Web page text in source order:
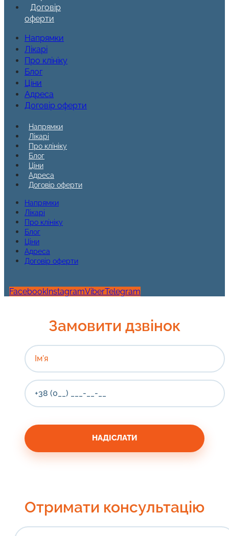
Договір
оферти
Напрямки
Лікарі
Про клініку
Блог
Ціни
Адреса
Договір оферти
Напрямки
Лікарі
Про клініку
Блог
Ціни
Адреса
Договір оферти
Напрямки
Лікарі
Про клініку
Блог
Ціни
Адреса
Договір оферти
FacebookInstagramViberTelegram
Замовити дзвінок
Отримати консультацію